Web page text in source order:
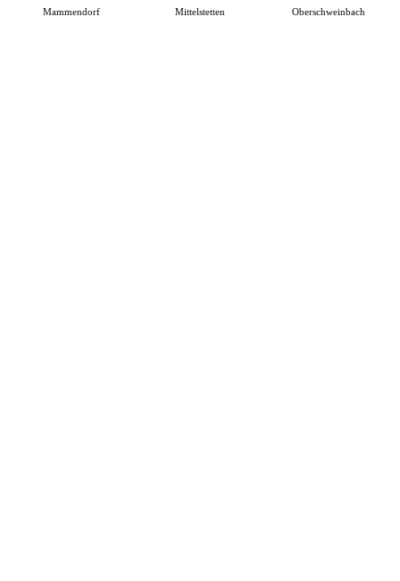
Mammendorf Mittelstetten Oberschweinbach